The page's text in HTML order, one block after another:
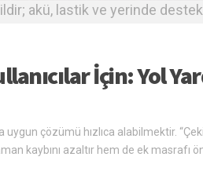
akü, lastik ve yerinde
İçin: Yol
uygun çözümü hızlıca alabilmektir.
kaybını azaltır hem de ek masrafı